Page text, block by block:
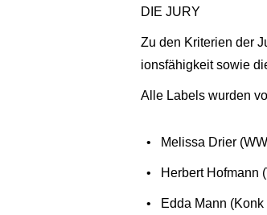
DIE JURY
Zu den Kriterien der
ionsfähigkeit sowie
Alle Labels wurden
Melissa Drier
Herbert Hofmann
Edda Mann (Konk